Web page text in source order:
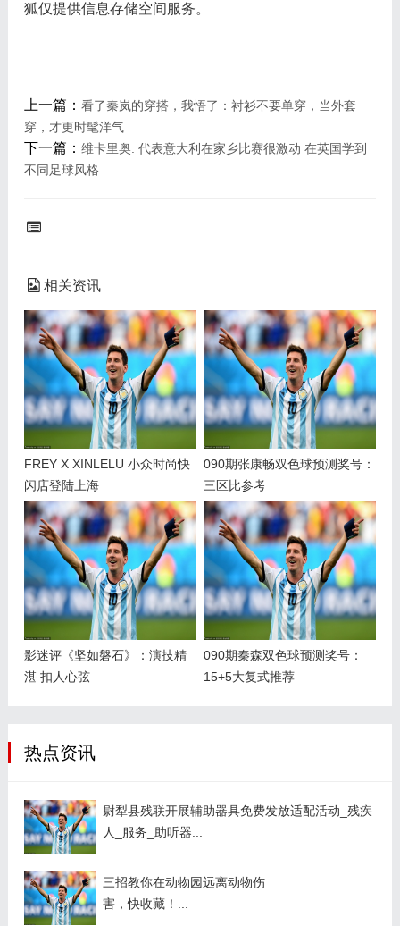
狐仅提供信息存储空间服务。
上一篇： 看了秦岚的穿搭，我悟了：衬衫不要单穿，当外套
穿，才更时髦洋气
下一篇： 维卡里奥: 代表意大利在家乡比赛很激动 在英国学到
不同足球风格
相关资讯
FREY X XINLELU 小众时尚快
闪店登陆上海
090期张康畅双色球预测奖号：
三区比参考
影迷评《坚如磐石》：演技精
湛 扣人心弦
090期秦森双色球预测奖号：
15+5大复式推荐
热点资讯
尉犁县残联开展辅助器具免费发放适配活动_残疾
人_服务_助听器...
三招教你在动物园远离动物伤
害，快收藏！...